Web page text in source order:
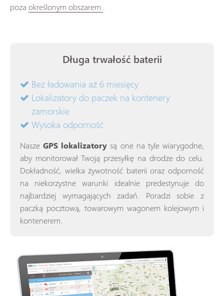
poza określonym obszarem
Długa trwałość baterii
Bez ładowania aż 6 miesięcy
Lokalizatory do paczek na kontenery
zamorskie
Wysoka odporność
NaszeGPS lokalizatory są one na tyle wiarygodne,
aby monitorował Twoją przesyłkę na drodze do celu.
Dokładność, wielka żywotność baterii oraz odporność
na niekorzystne warunki idealnie predestynuje do
najbardziej wymagających zadań. Poradzi sobie z
paczką pocztową, towarowym wagonem kolejowym i
kontenerem.